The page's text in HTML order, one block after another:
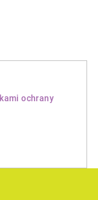
ochrany